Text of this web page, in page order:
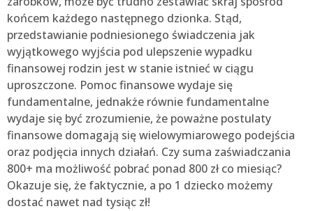
końcem każdego następnego dzionka. Stąd,
przedstawianie podniesionego świadczenia jak
wyjątkowego wyjścia pod ulepszenie wypadku
finansowej rodzin jest w stanie istnieć w ciągu
uproszczone. Pomoc finansowe wydaje się
fundamentalne, jednakże równie fundamentalne
wydaje się być zrozumienie, że poważne postulaty
finansowe domagają się wielowymiarowego podejścia
oraz podjęcia innych działań. Czy suma zaświadczania
800+ ma możliwość pobrać ponad 800 zł co miesiąc?
Okazuje się, że faktycznie, a po 1 dziecko możemy
dostać nawet nad tysiąc zł!